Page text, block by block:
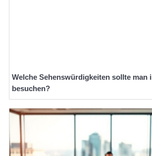
Welche Sehenswürdigkeiten sollte man
besuchen?